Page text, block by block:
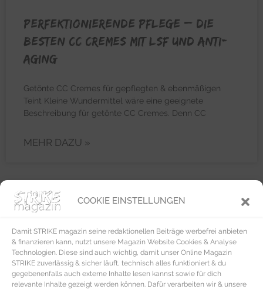
COOKIE EINSTELLUNGEN
Damit STRIKE magazin seine redaktionellen Beiträge werbefrei anbieten
& finanzieren kann, nutzt unsere Magazin Website Cookies & Analyse
Technologien. Diese sind auch wichtig, damit unser Online Magazin
STRIKE zuverlässig & sicher läuft, technisch alles funktioniert & du
gegebenenfalls auch externe Inhalte lesen kannst sowie für dich
relevante Inhalte gezeigt werden können. Dafür verarbeiten wir & unsere
PERFEKTIONIERENDE PFLEGE – Die
besten CC Cremes mit LSF und Anti-
Aging
Getönte CC Cremes für gepflegten & ebenmäßigen
Teint Kleine Wundermittel wäre eine geeignete
Beschreibung für getönte CC Cremes. Denn CC
MEHR DAZU »
BEAUTY & PFLEGE